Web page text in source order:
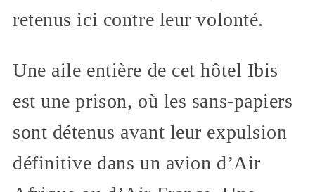
retenus ici contre leur volonté.
Une aile entière de cet hôtel Ibis
est une prison, où les sans-papiers
sont détenus avant leur expulsion
définitive dans un avion d’Air